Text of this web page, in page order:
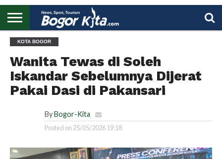
BOGOR
REGIONAL
NASIONAL
PENDIDIKAN
WISATA
OLAHRAGA
LAPORAN
PROFIL
KOTA BOGOR
Wanita Tewas di Soleh
Iskandar Sebelumnya Dijerat
Pakai Dasi di Pakansari
By Bogor-Kita
Posted on 25/05/2026 19:18